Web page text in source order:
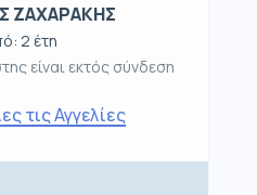
ΖΑΧΑΡΑΚΗΣ
2 έτη
είναι εκτός σύνδεση
τις Αγγελίες